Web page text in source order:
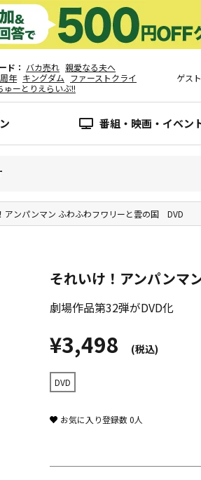
ド バカ売れ 親愛なる夫へ
年 キングダム ファーストクライ
ゅーとりえらいぶ!!
ゲスト
番組・映画・イベン
アンパンマン ふわふわフワリーと雲の国 DVD
それいけ！アンパンマ
劇場作品第32弾がDVD化
¥3,498 (税込)
DVD
お気に入り登録数0人